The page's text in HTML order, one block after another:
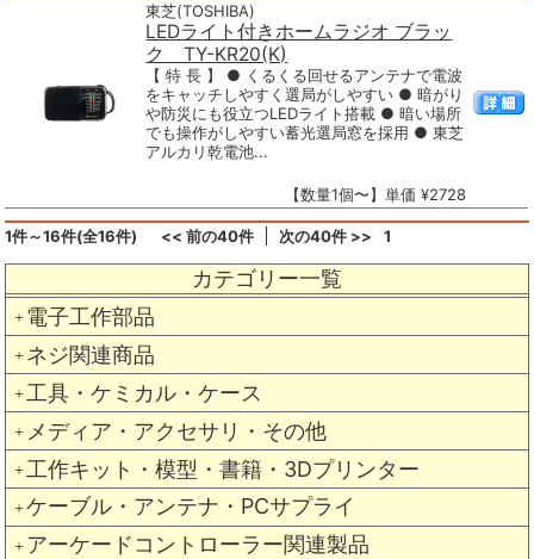
カテゴリー一覧
＋ 電子工作部品
＋ ネジ関連商品
＋ 工具・ケミカル・ケース
＋ メディア・アクセサリ・その他
＋ 工作キット・模型・書籍・3Dプリンター
＋ ケーブル・アンテナ・PCサプライ
＋ アーケードコントローラー関連製品
東芝(TOSHIBA)
LEDライト付きホームラジオ ブラッ
ク TY-KR20(K)
【 特 長 】 ● くるくる回せるアンテナで電波
をキャッチしやすく選局がしやすい ● 暗がり
や防災にも役立つLEDライト搭載 ● 暗い場所
でも操作がしやすい蓄光選局窓を採用 ● 東芝
アルカリ乾電池...
【数量1個〜】単価 ¥2728
1件～16件(全16件) << 前の40件 次の40件 >> 1